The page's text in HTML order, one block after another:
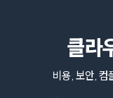
클라
비용, 보안, 컴